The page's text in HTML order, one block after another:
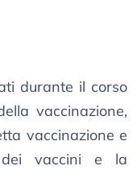
durante il corso
vaccinazione,
vaccinazione e
vaccini e la